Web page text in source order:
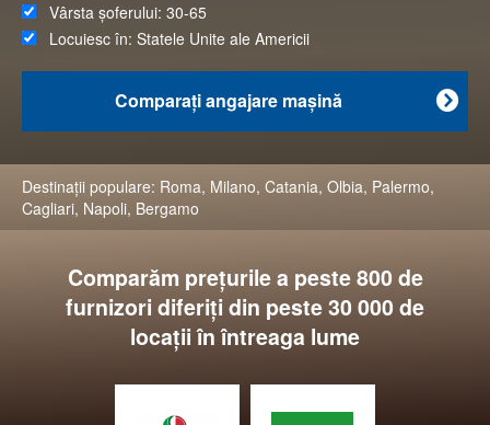
Vârsta șoferului: 30-65
Locuiesc în: Statele Unite ale Americii

Comparaţi angajare maşină
Destinaţii populare: Roma, Milano, Catania, Olbia, Palermo,
Cagliari, Napoli, Bergamo
Comparăm preţurile a peste 800 de
furnizori diferiţi din peste 30 000 de
locaţii în întreaga lume